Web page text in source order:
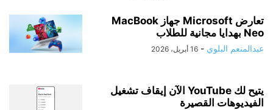
تعارض Microsoft جهاز MacBook
Neo بهدايا مجانية للطلاب
عبدالمنعم البلوي - 16 أبريل، 2026
يتيح لك YouTube الآن إيقاف تشغيل
الفيديوهات القصيرة